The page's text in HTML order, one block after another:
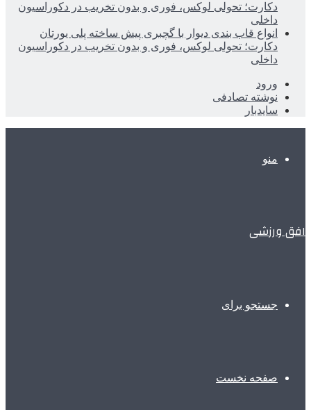
دکارت؛ تحولی لوکس، فوری و بدون تخریب در دکوراسیون
داخلی
انواع قاب بندی دیوار با گچبری پیش ساخته پلی یورتان
دکارت؛ تحولی لوکس، فوری و بدون تخریب در دکوراسیون
داخلی
ورود
نوشته تصادفی
سایدبار
منو
افق ورزشی
جستجو برای
صفحه نخست